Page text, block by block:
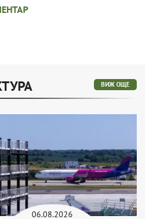
ВИЖ ОЩЕ
06.08.2026